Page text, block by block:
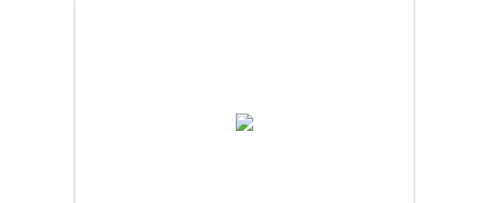
Валяная из шерсти фигурка примитив